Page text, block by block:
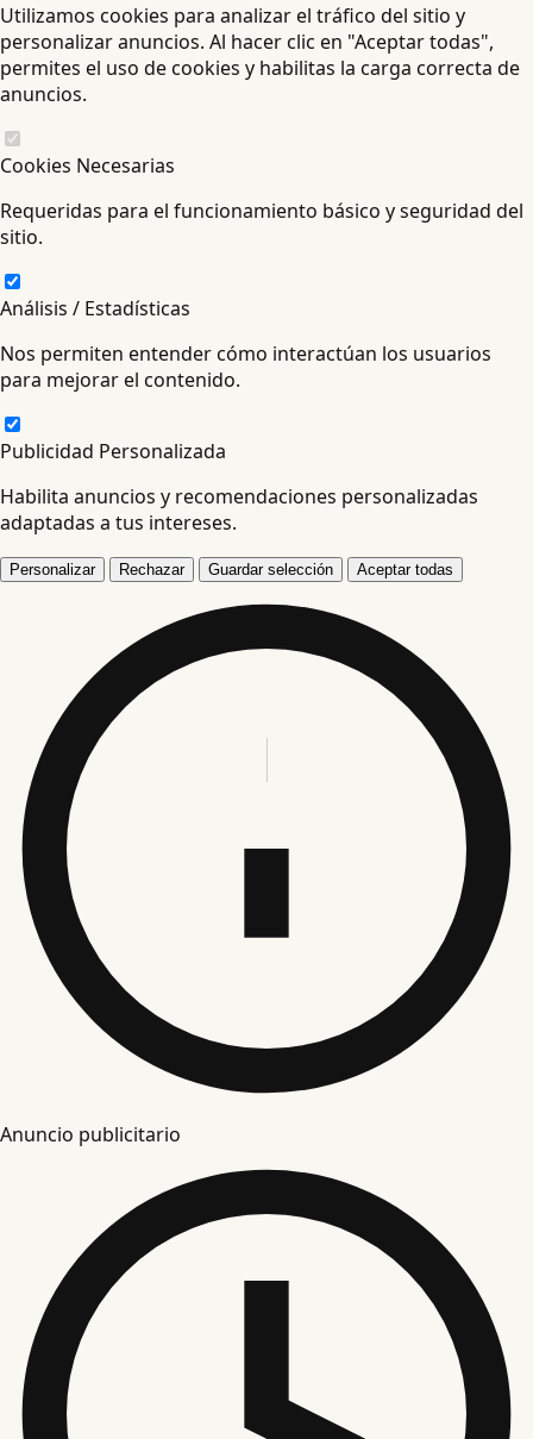
Utilizamos cookies para analizar el tráfico del sitio y
personalizar anuncios. Al hacer clic en "Aceptar todas",
permites el uso de cookies y habilitas la carga correcta de
anuncios.
Cookies Necesarias
Requeridas para el funcionamiento básico y seguridad del
sitio.
Análisis / Estadísticas
Nos permiten entender cómo interactúan los usuarios
para mejorar el contenido.
Publicidad Personalizada
Habilita anuncios y recomendaciones personalizadas
adaptadas a tus intereses.
Personalizar Rechazar Guardar selección Aceptar todas
Anuncio publicitario